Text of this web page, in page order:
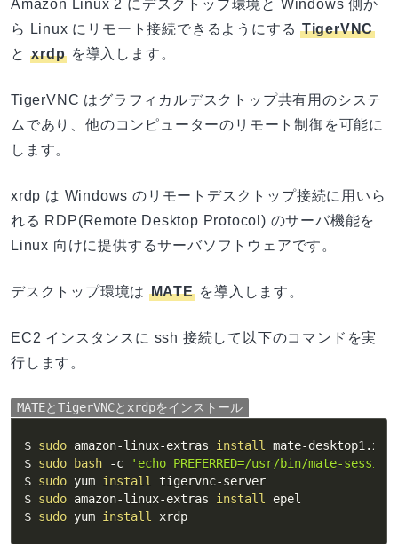
Amazon Linux 2 にデスクトップ環境と Windows 側か
ら Linux にリモート接続できるようにするTigerVNC
と xrdp を導入します。
TigerVNC はグラフィカルデスクトップ共有用のシステ
ムであり、他のコンピューターのリモート制御を可能に
します。
xrdp は Windows のリモートデスクトップ接続に用いら
れる RDP(Remote Desktop Protocol) のサーバ機能を
Linux 向けに提供するサーバソフトウェアです。
デスクトップ環境は MATE を導入します。
EC2 インスタンスに ssh 接続して以下のコマンドを実
行します。
MATEとTigerVNCとxrdpをインストール
$ sudo amazon-linux-extras install mate-desktop1.x
$ sudo bash -c
'echo PREFERRED=/usr/bin/mate-
$ sudo yum install tigervnc-server
$ sudo amazon-linux-extras install epel
$ sudo yum install xrdp